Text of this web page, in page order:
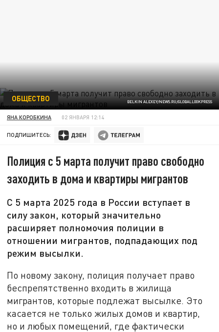
BELKIN ALEXEY/NEWS.RU/GLOBALLOOKPRESS
ОБЩЕСТВО
ЯНА КОРОБКИНА 02 ЯНВАРЯ 12:14
ПОДПИШИТЕСЬ:
Полиция с 5 марта получит право свободно
заходить в дома и квартиры мигрантов
С 5 марта 2025 года в России вступает в
силу закон, который значительно
расширяет полномочия полиции в
отношении мигрантов, подпадающих под
режим высылки.
По новому закону, полиция получает право
беспрепятственно входить в жилища
мигрантов, которые подлежат высылке. Это
касается не только жилых домов и квартир,
но и любых помещений, где фактически